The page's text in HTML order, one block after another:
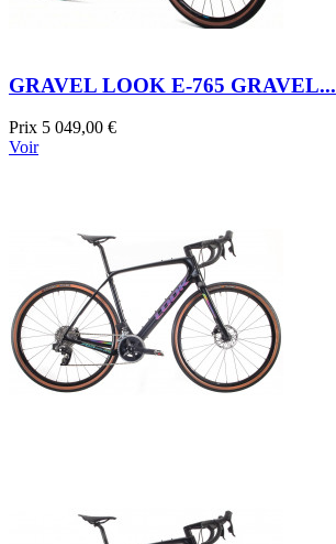
GRAVEL LOOK E-765 GRAVEL...
Prix 5 049,00 €
Voir